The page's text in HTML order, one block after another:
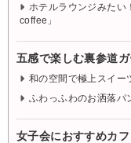
ホテルラウンジみた
coffee」
五感で楽しむ裏参道
和の空間で極上スイー
ふわっふわのお洒落パ
女子会におすすめカフ